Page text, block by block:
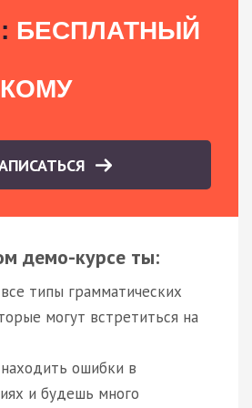
БЕСПЛАТНЫЙ
демо-курсе ты:
типы грамматических
могут встретиться на
ошибки в
и будешь много